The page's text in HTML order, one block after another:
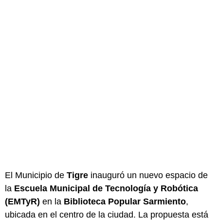
El Municipio de Tigre inauguró un nuevo espacio de
la Escuela Municipal de Tecnología y Robótica
(EMTyR) en la Biblioteca Popular Sarmiento,
ubicada en el centro de la ciudad. La propuesta está